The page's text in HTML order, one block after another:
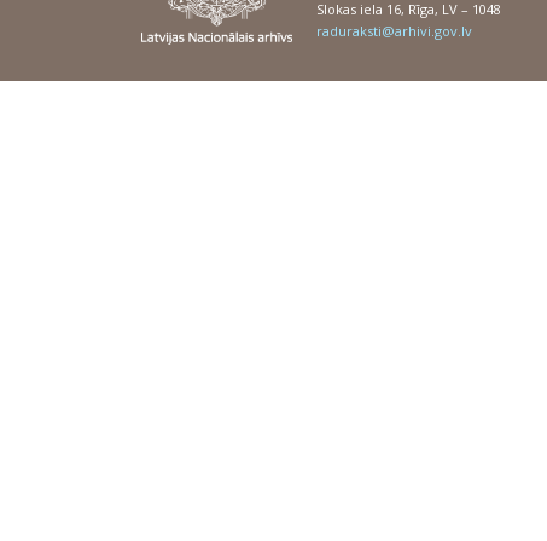
Slokas iela 16, Rīga, LV – 1048
raduraksti@arhivi.gov.lv